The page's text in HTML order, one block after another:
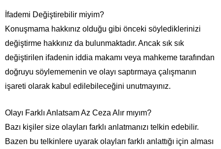
İfademi Değiştirebilir miyim?
Konuşmama hakkınız olduğu gibi önceki söylediklerinizi
değiştirme hakkınız da bulunmaktadır. Ancak sık sık
değiştirilen ifadenin iddia makamı veya mahkeme tarafından
doğruyu söylememenin ve olayı saptırmaya çalışmanın
işareti olarak kabul edilebileceğini unutmayınız.
Olayı Farklı Anlatsam Az Ceza Alır mıyım?
Bazı kişiler size olayları farklı anlatmanızı telkin edebilir.
Bazen bu telkinlere uyarak olayları farklı anlattığı için alması